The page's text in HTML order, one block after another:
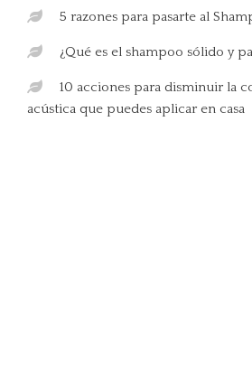
5 razones para pasarte al
¿Qué es el shampoo sólido y
10 acciones para disminuir la
acústica que puedes aplicar en casa